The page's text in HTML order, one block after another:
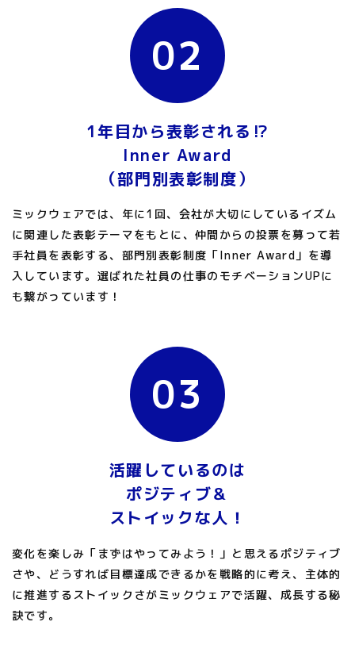
02
1年目から表彰される⁉
Inner Award
（部門別表彰制度）
ミックウェアでは、年に1回、会社が大切にしているイズム
に関連した表彰テーマをもとに、仲間からの投票を募って若
手社員を表彰する、部門別表彰制度「Inner Award」を導
入しています。選ばれた社員の仕事のモチベーションUPに
も繋がっています！
03
活躍しているのは
ポジティブ＆
ストイックな人！
変化を楽しみ「まずはやってみよう！」と思えるポジティブ
さや、どうすれば目標達成できるかを戦略的に考え、主体的
に推進するストイックさがミックウェアで活躍、成長する秘
訣です。